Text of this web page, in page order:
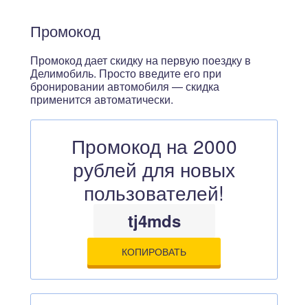
Промокод
Промокод дает скидку на первую поездку в
Делимобиль. Просто введите его при
бронировании автомобиля — скидка
применится автоматически.
Промокод на 2000
рублей для новых
пользователей!
tj4mds
КОПИРОВАТЬ